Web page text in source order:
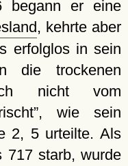
begann er eine
, kehrte aber
erfolglos in sein
die trockenen
nicht vom
, wie sein
2, 5 urteilte. Als
717 starb, wurde